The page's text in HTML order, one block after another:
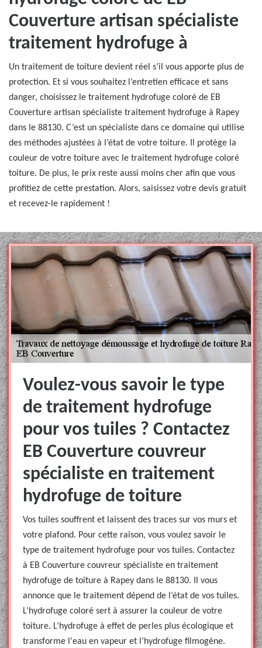
Couverture artisan spécialiste
traitement hydrofuge à
Un traitement de toiture devient réel s’il vous apporte plus de
protection. Et si vous souhaitez l’entretien efficace et sans
danger, choisissez le traitement hydrofuge coloré de EB
Couverture artisan spécialiste traitement hydrofuge à Rapey
dans le 88130. C’est un spécialiste dans ce domaine qui utilise
des méthodes ajustées à l’état de votre toiture. Il protège la
couleur de votre toiture avec le traitement hydrofuge coloré
toiture. De plus, le prix reste aussi moins cher afin que vous
profitiez de cette prestation. Alors, saisissez votre devis gratuit
et recevez-le rapidement !
Voulez-vous savoir le type
de traitement hydrofuge
pour vos tuiles ? Contactez
EB Couverture couvreur
spécialiste en traitement
hydrofuge de toiture
Vos tuiles souffrent et laissent des traces sur vos murs et
votre plafond. Pour cette raison, vous voulez savoir le
type de traitement hydrofuge pour vos tuiles. Contactez
à EB Couverture couvreur spécialiste en traitement
hydrofuge de toiture à Rapey dans le 88130. Il vous
annonce que le traitement dépend de l’état de vos tuiles.
L’hydrofuge coloré sert à assurer la couleur de votre
toiture. L’hydrofuge à effet de perles plus écologique et
transforme l'eau en vapeur et l’hydrofuge filmogène.